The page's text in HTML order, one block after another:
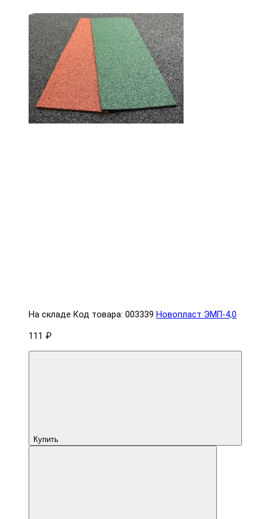
На складе Код товара: 003339 Новопласт ЭМП-4,0
111 ₽
Купить